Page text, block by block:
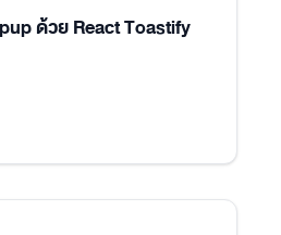
ด้วย React Toastify